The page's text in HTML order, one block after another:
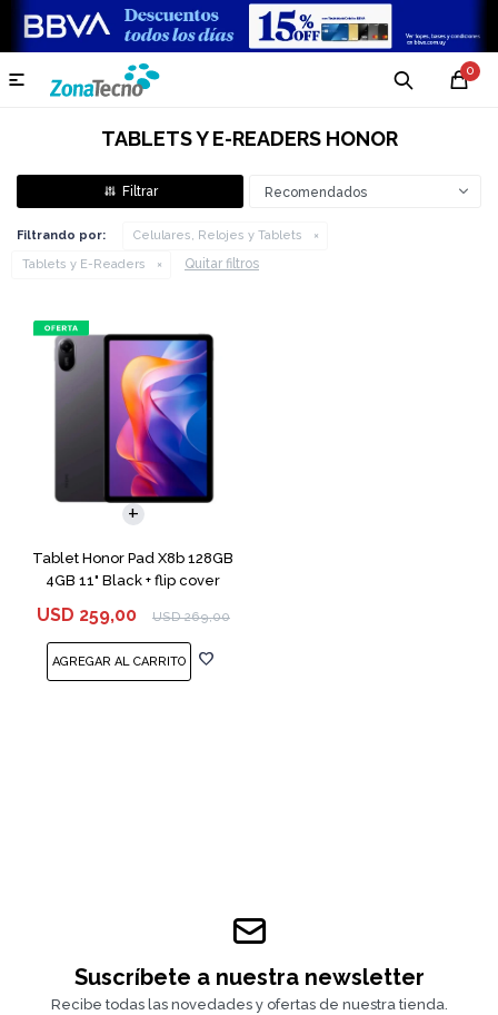
0

TABLETS Y E-READERS HONOR
Recomendados
Filtrando por:
Celulares, Relojes y Tablets
Tablets y E-Readers
Quitar filtros
Tablet Honor Pad X8b 128GB
4GB 11" Black + flip cover
USD 259,00 USD 269,00
Suscríbete a nuestra newsletter
Recibe todas las novedades y ofertas de nuestra tienda.